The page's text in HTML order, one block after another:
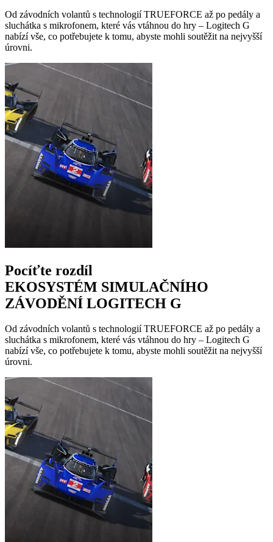
Od závodních volantů s technologií TRUEFORCE až po pedály a
sluchátka s mikrofonem, které vás vtáhnou do hry – Logitech G
nabízí vše, co potřebujete k tomu, abyste mohli soutěžit na nejvyšší
úrovni.
Pocíťte rozdíl
EKOSYSTÉM SIMULAČNÍHO
ZÁVODĚNÍ LOGITECH G
Od závodních volantů s technologií TRUEFORCE až po pedály a
sluchátka s mikrofonem, které vás vtáhnou do hry – Logitech G
nabízí vše, co potřebujete k tomu, abyste mohli soutěžit na nejvyšší
úrovni.